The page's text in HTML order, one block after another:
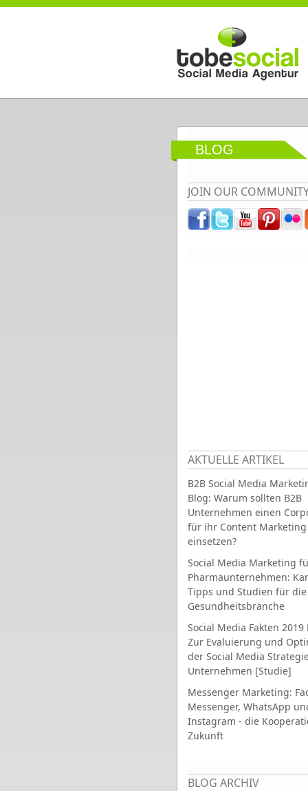
Direkt zum Inhalt
BLOG
JOIN OUR
AKTUELLE ARTIKEL
B2B Social Media
Blog: Warum sollten B2B
Unternehmen einen
für ihr Content Marketing
einsetzen?
Social Media Marketing
Pharmaunternehmen:
Tipps und Studien für die
Gesundheitsbranche
Social Media Fakten 2019
Zur Evaluierung und
der Social Media
Unternehmen [Studie]
Messenger Marketing:
Messenger, WhatsApp
Instagram - die
Zukunft
BLOG ARCHIV
Seiten